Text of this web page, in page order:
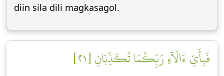
diin sila dili magkasagol.
فَبِأَيِّ ءَالَآءِ رَبِّكُمَا تُكَذِّبَانِ [٢١]